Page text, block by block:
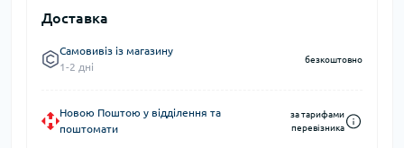
Доставка
Самовивіз із магазину
1-2 дні
безкоштовно
Новою Поштою у відділення та
поштомати
за тарифами
перевізника